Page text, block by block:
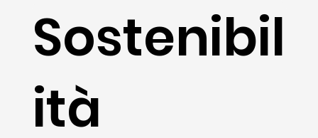
Sostenibil
ità